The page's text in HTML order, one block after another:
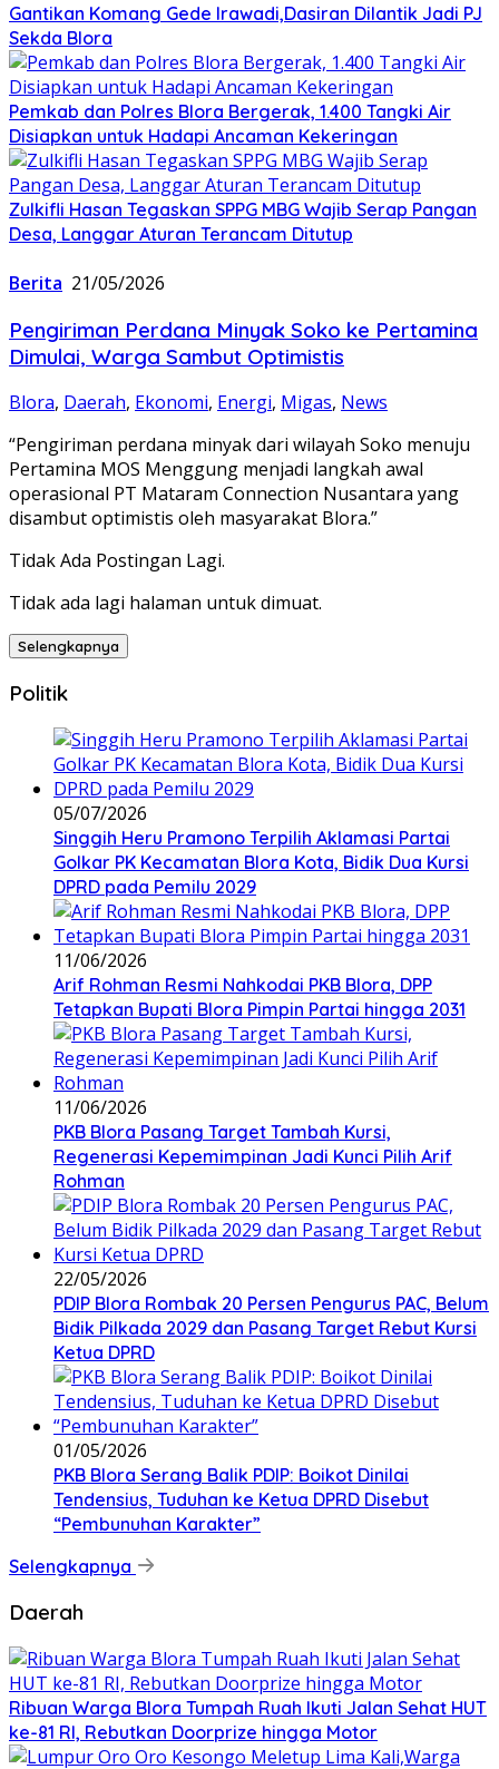
Gantikan Komang Gede Irawadi,Dasiran Dilantik Jadi PJ
Sekda Blora
Pemkab dan Polres Blora Bergerak, 1.400 Tangki Air
Disiapkan untuk Hadapi Ancaman Kekeringan
Zulkifli Hasan Tegaskan SPPG MBG Wajib Serap Pangan
Desa, Langgar Aturan Terancam Ditutup
Berita 21/05/2026
Pengiriman Perdana Minyak Soko ke Pertamina
Dimulai, Warga Sambut Optimistis
Blora, Daerah, Ekonomi, Energi, Migas, News
“Pengiriman perdana minyak dari wilayah Soko menuju
Pertamina MOS Menggung menjadi langkah awal
operasional PT Mataram Connection Nusantara yang
disambut optimistis oleh masyarakat Blora.”
Tidak Ada Postingan Lagi.
Tidak ada lagi halaman untuk dimuat.
Selengkapnya
Politik
05/07/2026
Singgih Heru Pramono Terpilih Aklamasi Partai
Golkar PK Kecamatan Blora Kota, Bidik Dua Kursi
DPRD pada Pemilu 2029
11/06/2026
Arif Rohman Resmi Nahkodai PKB Blora, DPP
Tetapkan Bupati Blora Pimpin Partai hingga 2031
11/06/2026
PKB Blora Pasang Target Tambah Kursi,
Regenerasi Kepemimpinan Jadi Kunci Pilih Arif
Rohman
22/05/2026
PDIP Blora Rombak 20 Persen Pengurus PAC, Belum
Bidik Pilkada 2029 dan Pasang Target Rebut Kursi
Ketua DPRD
01/05/2026
PKB Blora Serang Balik PDIP: Boikot Dinilai
Tendensius, Tuduhan ke Ketua DPRD Disebut
“Pembunuhan Karakter”
Selengkapnya
Daerah
Ribuan Warga Blora Tumpah Ruah Ikuti Jalan Sehat HUT
ke-81 RI, Rebutkan Doorprize hingga Motor